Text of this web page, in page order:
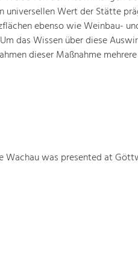
universellen Wert der Stätte
ebenso wie Weinbau-
das Wissen über diese
dieser Maßnahme mehrere
Wachau was presented at